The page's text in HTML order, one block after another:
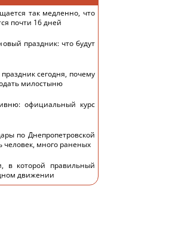
так медленно, что
почти 16 дней
праздник: что будут
сегодня, почему
милостыню
официальный курс
по Днепропетровской
человек, много раненых
в которой правильный
движении